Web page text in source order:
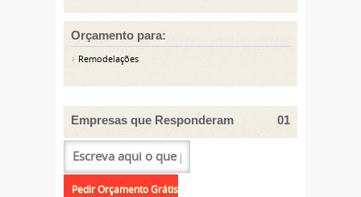
Orçamento para:
Remodelações
Empresas que Responderam 01